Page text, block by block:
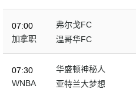
07:00
加拿职
弗尔戈FC
温哥华FC
07:30
WNBA
华盛顿神秘人
亚特兰大梦想